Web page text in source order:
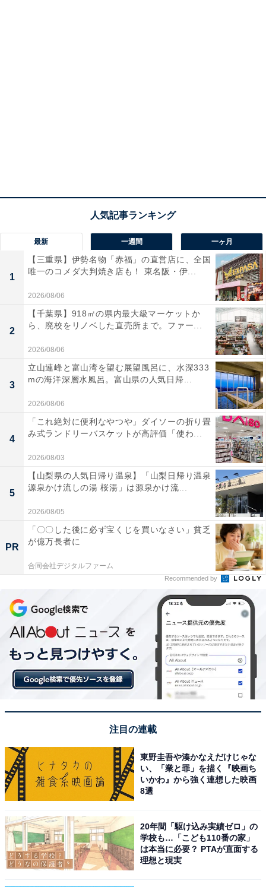
最新 一週間 一ヶ月
1
【三重県】伊勢名物「赤福」の直営店に、全国
唯一のコメダ大判焼き店も！ 東名阪・伊...
2026/08/06
2
【千葉県】918㎡の県内最大級マーケットか
ら、廃校をリノベした直売所まで。ファー...
2026/08/06
3
立山連峰と富山湾を望む展望風呂に、水深333
mの海洋深層水風呂。富山県の人気日帰...
2026/08/06
4
「これ絶対に便利なやつや」ダイソーの折り畳
み式ランドリーバスケットが高評価「使わ...
2026/08/03
5
【山梨県の人気日帰り温泉】「山梨日帰り温泉
源泉かけ流しの湯 桜湯」は源泉かけ流...
2026/08/05
PR
「〇〇した後に必ず宝くじを買いなさい」貧乏
が億万長者に
合同会社デジタルファーム
Recommended by
注目の連載
東野圭吾や湊かなえだけじゃな
い、「業と罪」を描く『映画ち
いかわ』から強く連想した映画
8選
20年間「駆け込み実績ゼロ」の
学校も…「こども110番の家」
は本当に必要？ PTAが直面する
理想と現実